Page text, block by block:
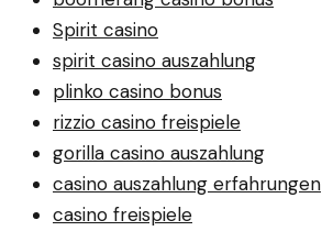
Spirit casino
spirit casino auszahlung
plinko casino bonus
rizzio casino freispiele
gorilla casino auszahlung
casino auszahlung erfahrungen
casino freispiele